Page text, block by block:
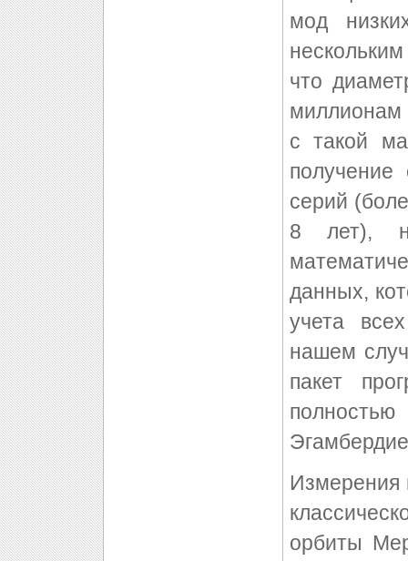
мод
что
миллионам
с такой
серий
8 лет),
данных,
учета
нашем
пакет
Измерения
орбиты